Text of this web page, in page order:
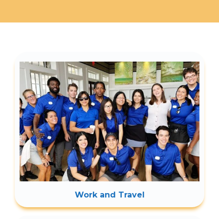
Work and Travel